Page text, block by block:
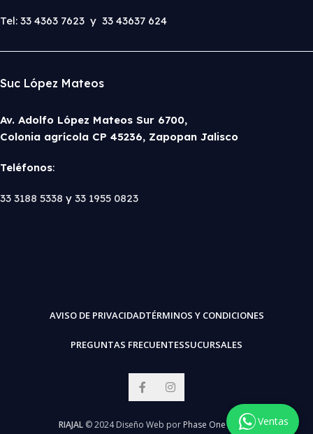
Tel: 33 4363 7623 y 33 43637 624
Suc López Mateos
Av. Adolfo López Mateos Sur 6700,
Colonia agrícola CP 45236, Zapopan Jalisco
Teléfonos:
33 3188 5338 y 33 1955 0823
AVISO DE PRIVACIDADTÉRMINOS Y CONDICIONES
PREGUNTAS FRECUENTESSUCURSALES
RIAJAL© 2024 Diseño Web por Phase One Design Ventas